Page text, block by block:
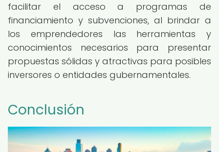
facilitar el acceso a programas de
financiamiento y subvenciones, al brindar a
los emprendedores las herramientas y
conocimientos necesarios para presentar
propuestas sólidas y atractivas para posibles
inversores o entidades gubernamentales.
Conclusión